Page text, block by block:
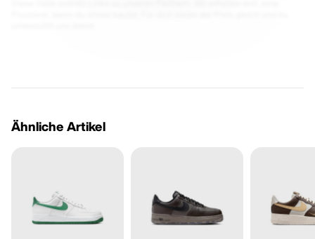
Ähnliche Artikel